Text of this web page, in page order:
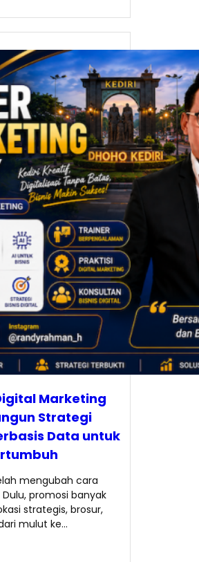
Marketing
Strategi
Data untuk
mengubah cara
promosi banyak
strategis, brosur,
mulut ke…